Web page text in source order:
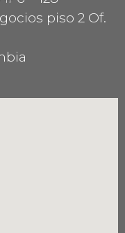
piso 2 Of.